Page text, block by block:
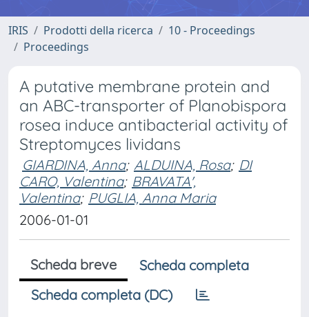
IRIS Prodotti della ricerca
10 - Proceedings
Proceedings
A putative membrane protein and
an ABC-transporter of Planobispora
rosea induce antibacterial activity of
Streptomyces lividans
GIARDINA, Anna; ALDUINA, Rosa; DI
CARO, Valentina; BRAVATA',
Valentina; PUGLIA, Anna Maria
2006-01-01
Scheda breve
Scheda completa
Scheda completa (DC)